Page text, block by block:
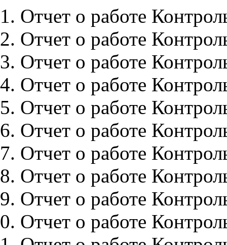
Отчет о работе
Отчет о работе
Отчет о работе
Отчет о работе
Отчет о работе
Отчет о работе
Отчет о работе
Отчет о работе
Отчет о работе
Отчет о работе